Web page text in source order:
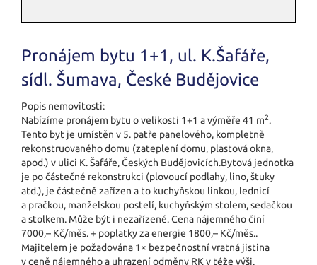
Pronájem bytu 1+1, ul. K.Šafáře,
sídl. Šumava, České Budějovice
Popis nemovitosti:
Nabízíme pronájem bytu o velikosti 1+1 a výměře 41 m2.
Tento byt je umístěn v 5. patře panelového, kompletně
rekonstruovaného domu (zateplení domu, plastová okna,
apod.) v ulici K. Šafáře, Českých Budějovicích.Bytová jednotka
je po částečné rekonstrukci (plovoucí podlahy, lino, štuky
atd.), je částečně zařízen a to kuchyňskou linkou, lednicí
a pračkou, manželskou postelí, kuchyňským stolem, sedačkou
a stolkem. Může být i nezařízené. Cena nájemného činí
7000,– Kč/měs. + poplatky za energie 1800,– Kč/měs..
Majitelem je požadována 1× bezpečnostní vratná jistina
v ceně nájemného a uhrazení odměny RK v téže výši.